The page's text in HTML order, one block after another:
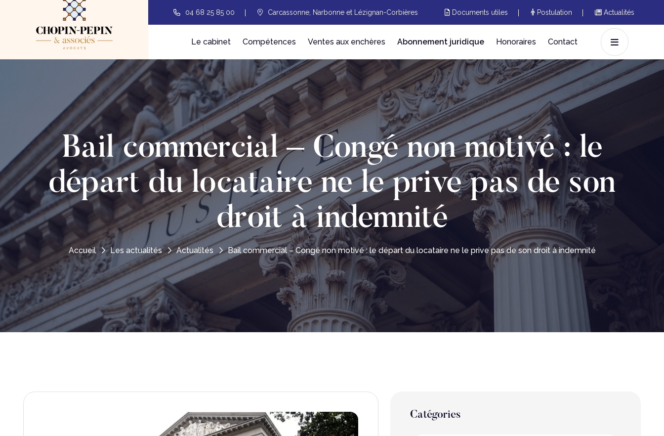
04 68 25 85 00 Carcassonne, Narbonne et Lézignan-Corbières Documents utiles Postulation Actualités
Le cabinet Compétences Ventes aux enchères Abonnement juridique Honoraires Contact
Bail commercial – Congé non motivé : le
départ du locataire ne le prive pas de son
droit à indemnité
Accueil Les actualités Actualités Bail commercial – Congé non motivé : le départ du locataire ne le prive pas de son droit à indemnité
Catégories